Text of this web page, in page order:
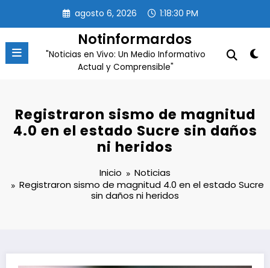
contenido
agosto 6, 2026 1:18:31 PM
Notinformardos
"Noticias en Vivo: Un Medio Informativo
Actual y Comprensible"
Registraron sismo de magnitud
4.0 en el estado Sucre sin daños
ni heridos
Inicio
Noticias
Registraron sismo de magnitud 4.0 en el estado Sucre
sin daños ni heridos